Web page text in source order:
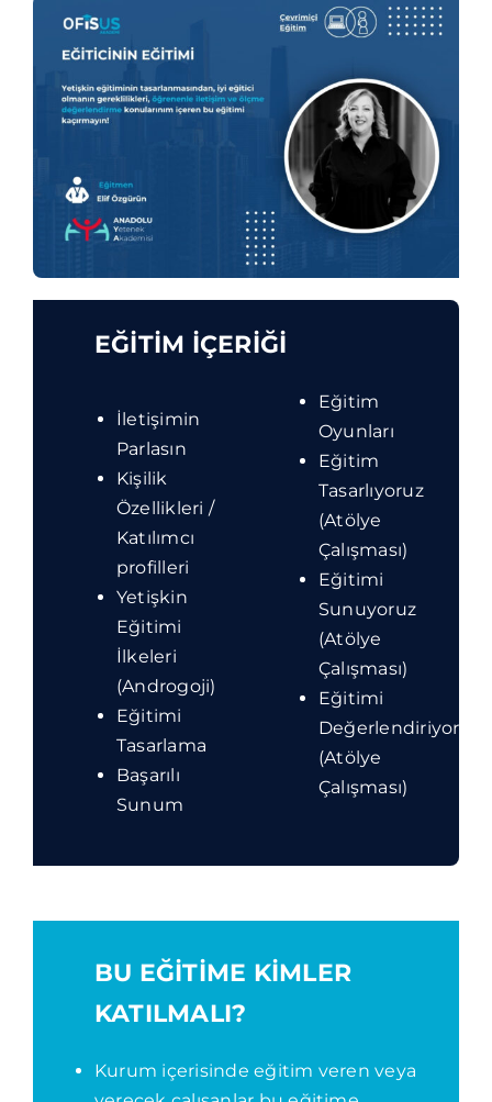
EĞİTİM İÇERİĞİ
İletişimin
Parlasın
Kişilik
Özellikleri /
Katılımcı
profilleri
Yetişkin
Eğitimi
İlkeleri
(Androgoji)
Eğitimi
Tasarlama
Başarılı
Sunum
Eğitim
Oyunları
Eğitim
Tasarlıyoruz
(Atölye
Çalışması)
Eğitimi
Sunuyoruz
(Atölye
Çalışması)
Eğitimi
Değerlendiriyoruz
(Atölye
Çalışması)
BU EĞİTİME KİMLER
KATILMALI?
Kurum içerisinde eğitim veren veya